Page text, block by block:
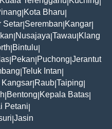
Kota Bharu
Setar Seremban Kangar
Nusajaya Tawau Klang
Bintulu
Pekan Puchong Jerantut
Teluk Intan
Kangsar Raub Taiping
Bentong Kepala Batas
Petani
Jasin